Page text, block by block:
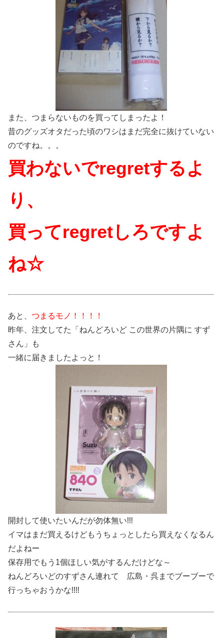
また、つまらないものを買ってしまったよ！
昔のグッズオタだった頃のワシはまだ完全に抜けていない
のですね。。。
買わないでregretするよ
り、
買ってregretしろですよ
ね☆
あと、 つまるモノ！！！！
昨年、注文してた「ねんどろいど この世界の片隅に すず
さん」も
一緒に届きましたよっと！
開封して使いたいんだが勿体無い!!!
イマはまだ買えるけどもうちょっとしたら買えなくなるん
だよねー
保存用でもう1個ほしい気がするんだけどな～
ねんどろいどのすずさん連れて 広島・呉までブーブーで
行っちゃおうかな!!!!